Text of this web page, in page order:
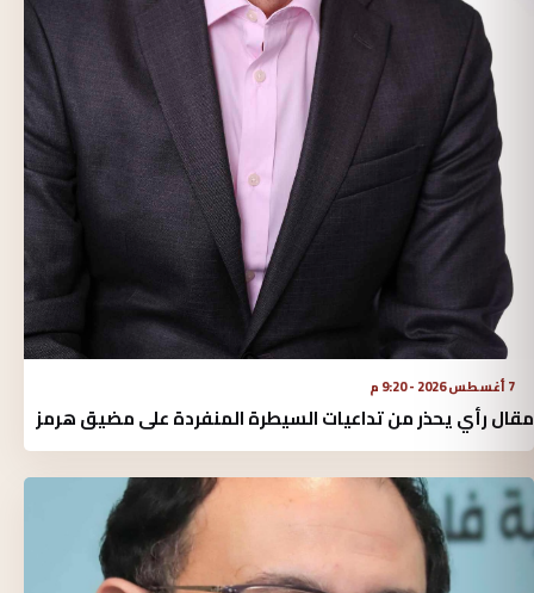
7 أغسطس 2026 - 9:20 م
مقال رأي يحذر من تداعيات السيطرة المنفردة على مضيق هرمز